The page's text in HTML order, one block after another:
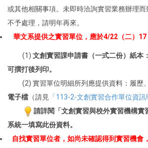
或其他相關事項。未即時洽詢實習業務辦理而
不予處理，請明年再來。
華文系提供之實習單位，應於4/22（二）17
(1) 文創實習課申請書（一式二份）紙本
可撰打後列印。
(2) 實習單位明細所列應提供資料：履歷
電子檔 （請見 「113-2-文創實習合作單位資訊
請詳閱「文創實習與校外實習機構實
系統一填寫此份資料。
自找實習單位者，如尚未確認得到實習機會